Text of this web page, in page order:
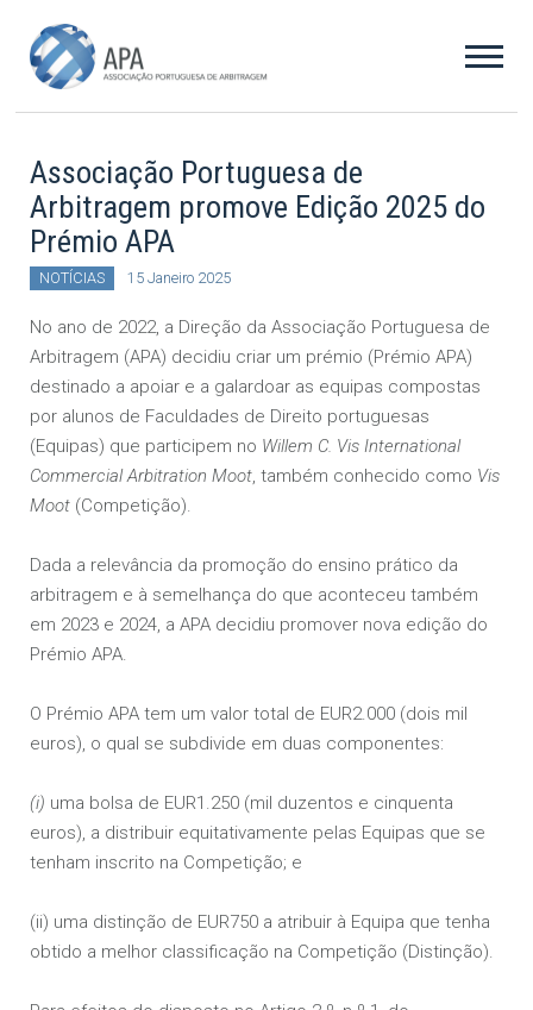
Associação Portuguesa de
Arbitragem promove Edição 2025 do
Prémio APA
NOTÍCIAS 15 Janeiro 2025
No ano de 2022, a Direção da Associação Portuguesa de
Arbitragem (APA) decidiu criar um prémio (Prémio APA)
destinado a apoiar e a galardoar as equipas compostas
por alunos de Faculdades de Direito portuguesas
(Equipas) que participem no Willem C. Vis International
Commercial Arbitration Moot, também conhecido como Vis
Moot (Competição).
Dada a relevância da promoção do ensino prático da
arbitragem e à semelhança do que aconteceu também
em 2023 e 2024, a APA decidiu promover nova edição do
Prémio APA.
O Prémio APA tem um valor total de EUR2.000 (dois mil
euros), o qual se subdivide em duas componentes:
(i) uma bolsa de EUR1.250 (mil duzentos e cinquenta
euros), a distribuir equitativamente pelas Equipas que se
tenham inscrito na Competição; e
(ii) uma distinção de EUR750 a atribuir à Equipa que tenha
obtido a melhor classificação na Competição (Distinção).